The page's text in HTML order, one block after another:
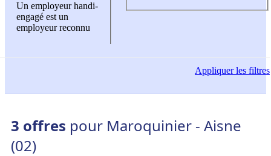
Un employeur handi-
engagé est un
employeur reconnu
Appliquerles filtres
3 offres pour Maroquinier - Aisne
(02)